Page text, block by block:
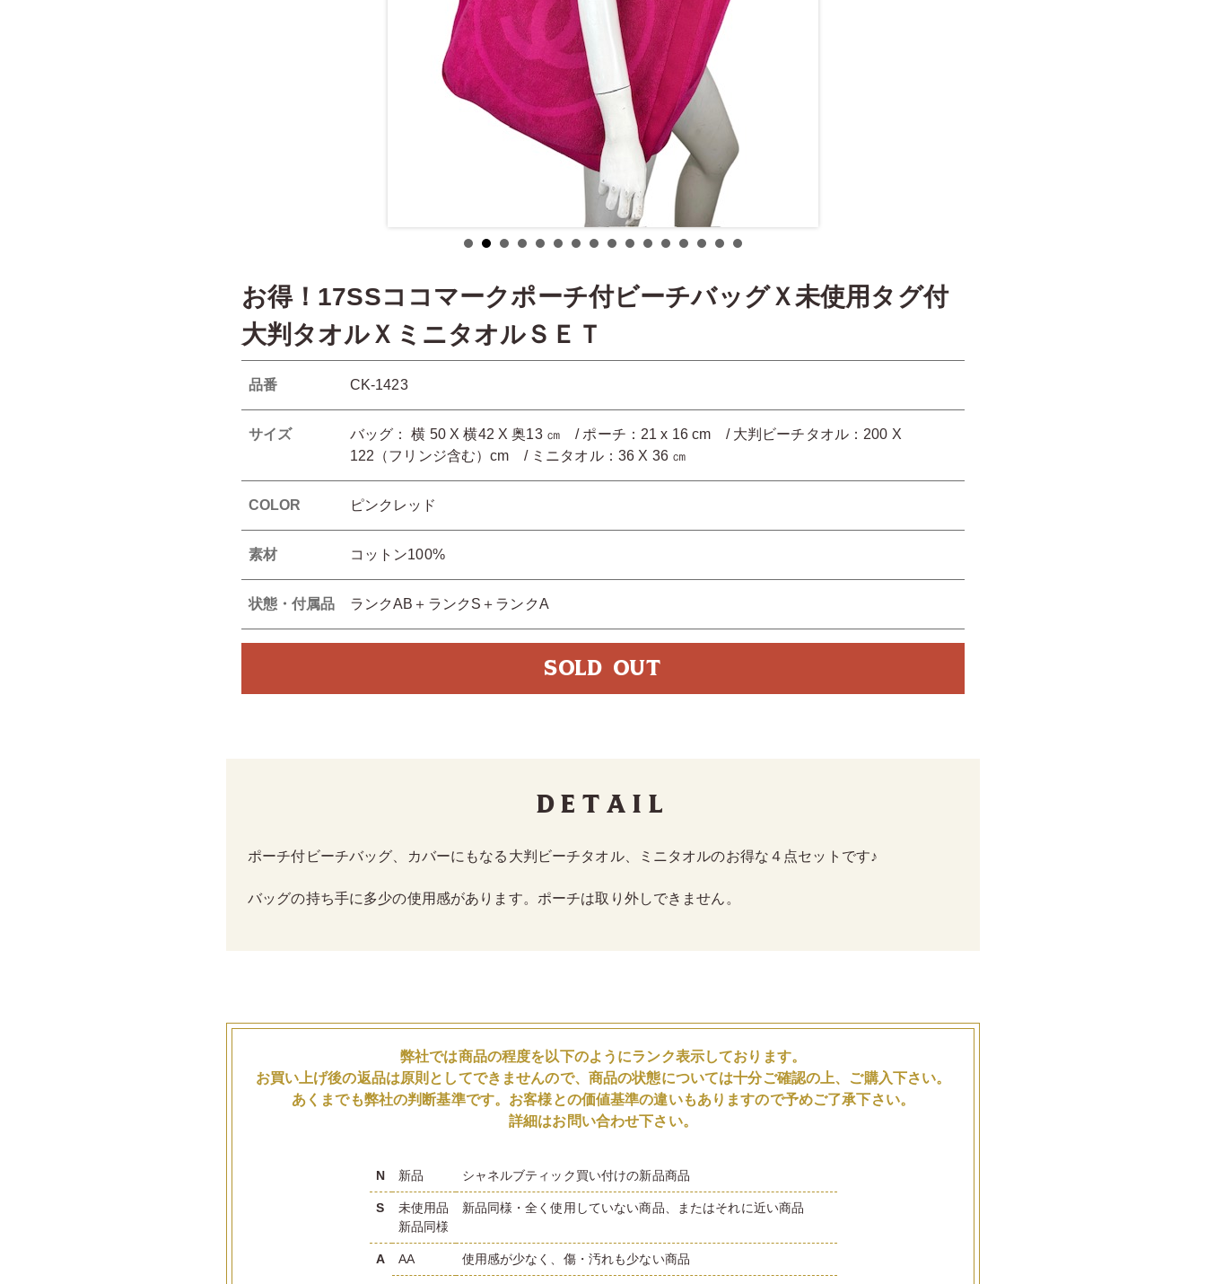
お得！17SSココマークポーチ付ビーチバッグＸ未使用タグ付
大判タオルＸミニタオルＳＥＴ
品番 CK-1423
サイズ
バッグ： 横 50 X 横42 X 奥13 ㎝ / ポーチ：21 x 16 cm / 大判ビーチタオル：200 X
122（フリンジ含む）cm / ミニタオル：36 X 36 ㎝
COLOR ピンクレッド
素材 コットン100%
状態・付属品 ランクAB＋ランクS＋ランクA
SOLD OUT
Detail
ポーチ付ビーチバッグ、カバーにもなる大判ビーチタオル、ミニタオルのお得な４点セットです♪
バッグの持ち手に多少の使用感があります。ポーチは取り外しできません。
弊社では商品の程度を以下のようにランク表示しております。
お買い上げ後の返品は原則としてできませんので、商品の状態については十分ご確認の上、ご購入下さい。
あくまでも弊社の判断基準です。お客様との価値基準の違いもありますので予めご了承下さい。
詳細はお問い合わせ下さい。
N 新品 シャネルブティック買い付けの新品商品
S
未使用品
新品同様
新品同様・全く使用していない商品、またはそれに近い商品
A AA 使用感が少なく、傷・汚れも少ない商品